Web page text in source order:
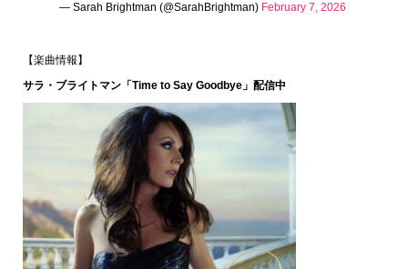
— Sarah Brightman (@SarahBrightman) February 7, 2026
【楽曲情報】
サラ・ブライトマン「Time to Say Goodbye」配信中